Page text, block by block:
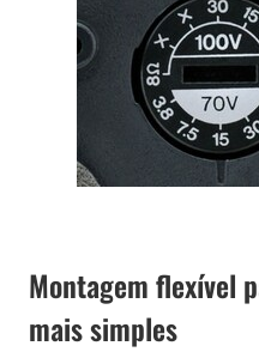
Montagem flexível
mais simples